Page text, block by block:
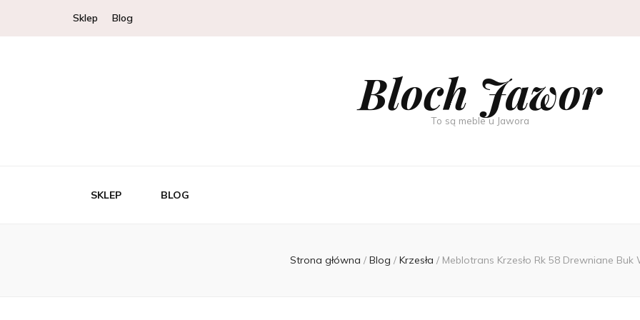
Sklep Blog
Bloch Jawor
To są meble u Jawora
SKLEP BLOG
Strona główna / Blog / Krzesła / Meblotrans Krzesło Rk 58 Drewniane Buk